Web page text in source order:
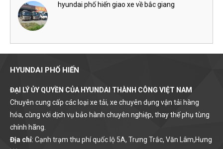
hyundai phố hiến giao xe về bắc giang
HYUNDAI PHỐ HIẾN
ĐẠI LÝ ỦY QUYỀN CỦA HYUNDAI THÀNH CÔNG VIỆT NAM
Chuyên cung cấp các loại xe tải, xe chuyên dụng vận tải hàng
hóa, cùng với dịch vụ bảo hành chuyên nghiệp, thay thế phụ tùng
chính hãng.
Địa chỉ: Cạnh trạm thu phí quốc lộ 5A, Trưng Trắc, Văn Lâm,Hưng